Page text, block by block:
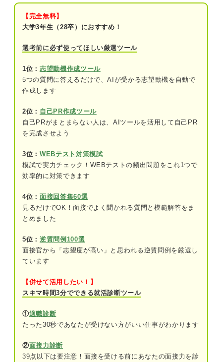
医療業界の志望動機を書く前に3つの準備をしよう
付ける
③企業や施設の情報を集める
は？
病院・クリニック
医療機器会社
機で盛り込みたい要素
自分の看護や医療に対する倫理観
製品への理解はマスト！ 製薬会社の志望動機で盛
職種ごとに求められる役割を全うする意気
【完全無料】
大学3年生（28卒）におすすめ！
選考前に必ず使ってほしい厳選ツール
1位： 志望動機作成ツール
5つの質問に答えるだけで、AIが受かる志望動機を自動で
作成します
2位： 自己PR作成ツール
自己PRがまとまらない人は、AIツールを活用して自己PR
を完成させよう
3位： WEBテスト対策模試
模試で実力チェック！WEBテストの頻出問題をこれ1つで
効率的に対策できます
4位： 面接回答集60選
見るだけでOK！面接でよく聞かれる質問と模範解答をま
とめました
5位： 逆質問例100選
面接官から「志望度が高い」と思われる逆質問例を厳選し
ています
【併せて活用したい！】
スキマ時間3分でできる就活診断ツール
①適職診断
たった30秒であなたが受けない方がいい仕事がわかります
②面接力診断
39点以下は要注意！面接を受ける前にあなたの面接力を診